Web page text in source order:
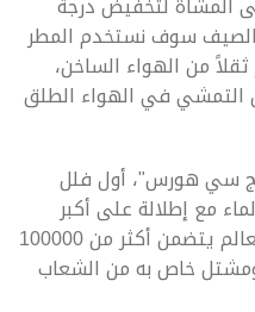
27 درجة في الصيف سوف نستخدم المطر
ثقلاً من الهواء الساخن،
التمشي في الهواء الطلق
سي هورس"، أول فلل
مع إطلالة على أكبر
أكواريوم للحياة الطبيعية في العالم يتضمن أكثر من 100000
خاص به من الشعاب